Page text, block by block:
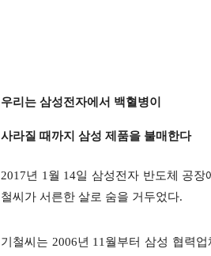
우리는 삼성전자에서 백혈병이
사라질 때까지 삼성 제품을 불매한다
2017년 1월 14일 삼성전자 반도체 공
철씨가 서른한 살로 숨을 거두었다.
기철씨는 2006년 11월부터 삼성 협력